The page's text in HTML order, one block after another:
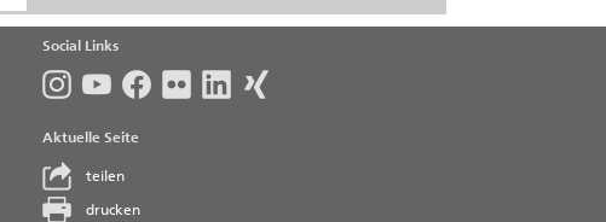
Social Links
Aktuelle Seite
teilen
drucken